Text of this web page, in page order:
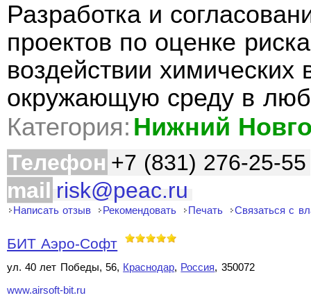
Разработка и
проектов по оценке
воздействии
окружающую среду в
Категория: Нижний
Телефон +7 (831) 276-25-55
mail risk@peac.ru
Написать отзыв Рекомендовать Печать Связаться с
БИТ Аэро-Софт
ул. 40 лет Победы, 56, Краснодар, Россия, 350072
www.airsoft-bit.ru